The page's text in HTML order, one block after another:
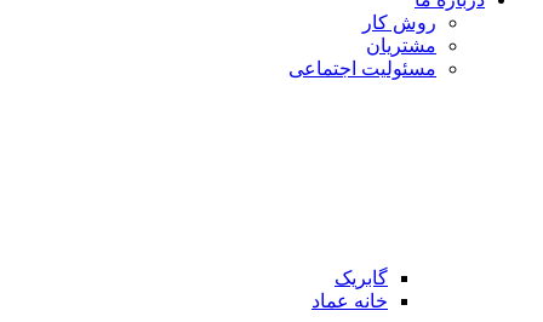
روش کار
مشتریان
مسئولیت اجتماعی
گابریک
خانه عماد